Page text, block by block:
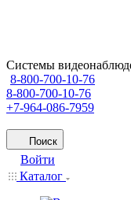
Системы
8-800-700-10-76
8-800-700-10-76
+7-964-086-7959
Поиск
Войти
Каталог